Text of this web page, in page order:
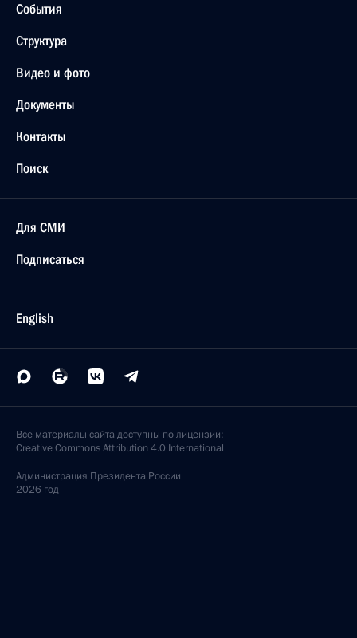
События
Структура
Видео и фото
Документы
Контакты
Поиск
Для СМИ
Подписаться
English
Все материалы сайта доступны по лицензии:
Creative Commons Attribution 4.0 International
Администрация Президента России
2026 год